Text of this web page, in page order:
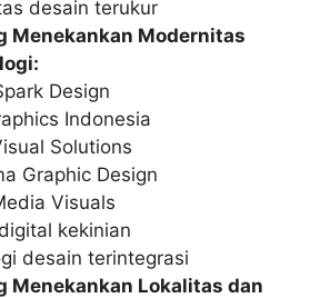
desain terukur
Menekankan Modernitas
Design
Indonesia
Solutions
Graphic Design
Visuals
kekinian
desain terintegrasi
Menekankan Lokalitas dan